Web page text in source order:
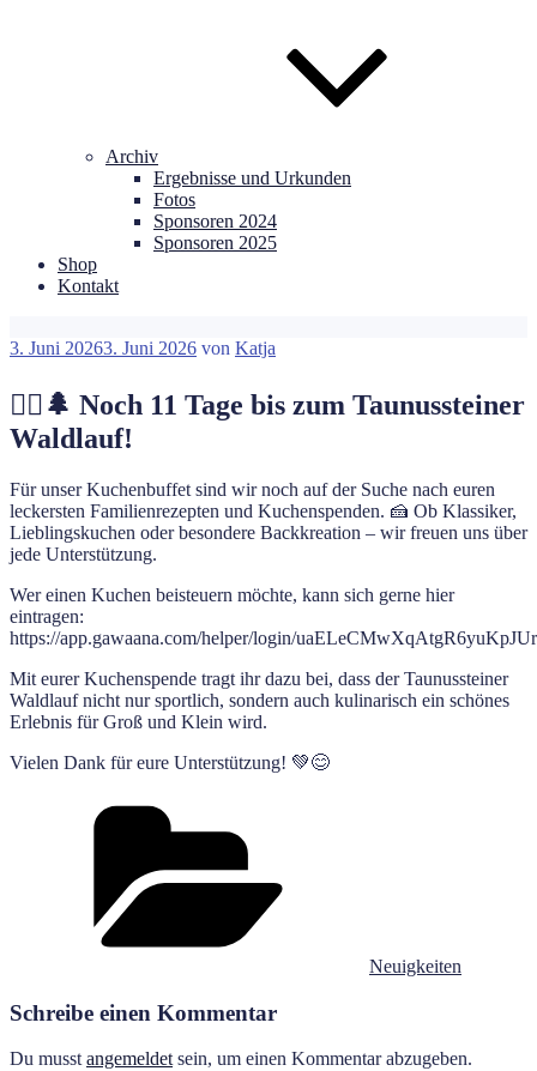
Archiv
Ergebnisse und Urkunden
Fotos
Sponsoren 2024
Sponsoren 2025
Shop
Kontakt
Veröffentlicht
3. Juni 20263. Juni 2026 von Katja
🏃‍♂️🌲 Noch 11 Tage bis zum Taunussteiner
Waldlauf!
Für unser Kuchenbuffet sind wir noch auf der Suche nach euren
leckersten Familienrezepten und Kuchenspenden. 🍰 Ob Klassiker,
Lieblingskuchen oder besondere Backkreation – wir freuen uns über
jede Unterstützung.
Wer einen Kuchen beisteuern möchte, kann sich gerne hier
eintragen:
https://app.gawaana.com/helper/login/uaELeCMwXqAtgR6yuKpJUr
Mit eurer Kuchenspende tragt ihr dazu bei, dass der Taunussteiner
Waldlauf nicht nur sportlich, sondern auch kulinarisch ein schönes
Erlebnis für Groß und Klein wird.
Vielen Dank für eure Unterstützung! 💚😊
Neuigkeiten
Schreibe einen Kommentar
Du musst angemeldet sein, um einen Kommentar abzugeben.